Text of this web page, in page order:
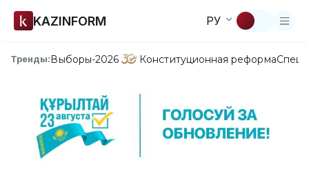
KAZINFORM РУ
Тренды:Выборы-2026 Конституционная реформа